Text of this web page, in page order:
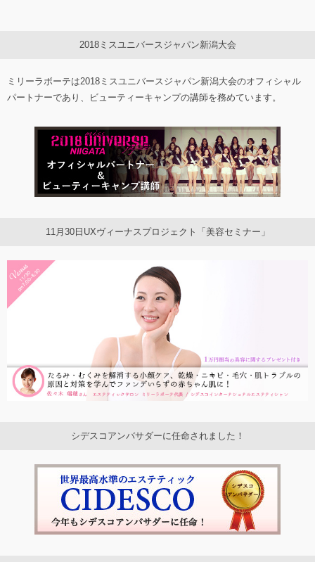
2018ミスユニバースジャパン新潟大会
ミリーラボーテは2018ミスユニバースジャパン新潟大会のオフィシャル
パートナーであり、ビューティーキャンプの講師を務めています。
11月30日UXヴィーナスプロジェクト「美容セミナー」
シデスコアンバサダーに任命されました！